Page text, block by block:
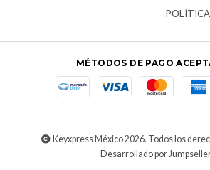
MÉTODOS DE PAGO
Keyxpress México 2026. Todos los
Desarrollado por Jumpseller